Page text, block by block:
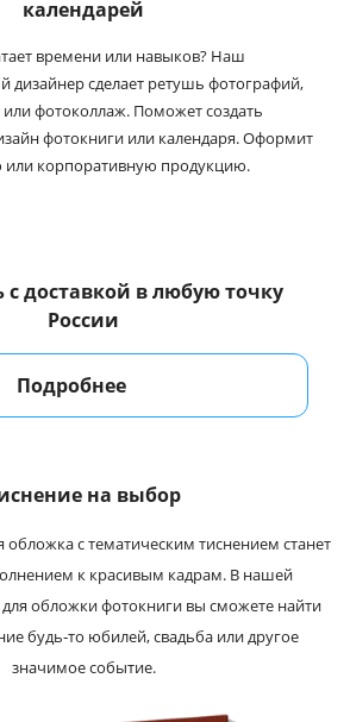
календарей
времени или навыков? Наш
дизайнер сделает ретушь фотографий,
фотоколлаж. Поможет создать
фотокниги или календаря. Оформит
или корпоративную продукцию.
доставкой в любую точку
России
Подробнее
на выбор
обложка с тематическим тиснением станет
к красивым кадрам. В нашей
обложки фотокниги вы сможете найти
будь‑то юбилей, свадьба или другое
значимое событие.